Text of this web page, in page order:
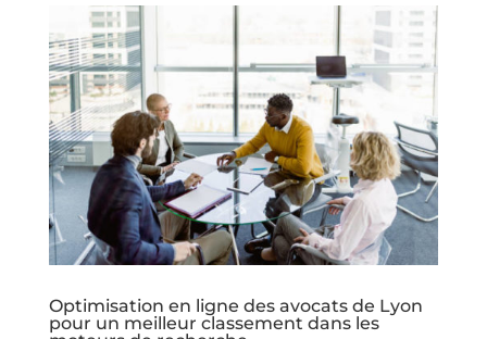
Optimisation en ligne des avocats de Lyon
pour un meilleur classement dans les